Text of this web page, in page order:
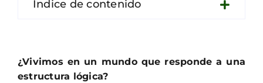
Índice de contenido
¿Vivimos en un mundo que responde a una
estructura lógica?